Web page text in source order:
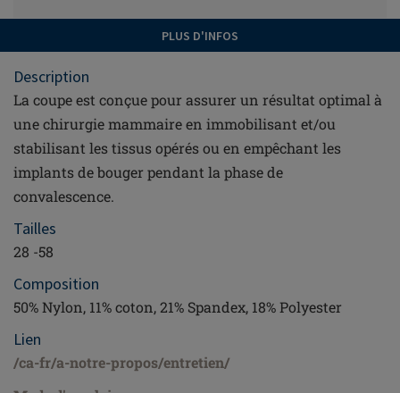
PLUS D'INFOS
Description
La coupe est conçue pour assurer un résultat optimal à
une chirurgie mammaire en immobilisant et/ou
stabilisant les tissus opérés ou en empêchant les
implants de bouger pendant la phase de
convalescence.
Tailles
28 -58
Composition
50% Nylon, 11% coton, 21% Spandex, 18% Polyester
Lien
/ca-fr/a-notre-propos/entretien/